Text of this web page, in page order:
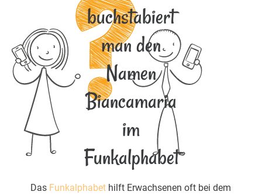
buchstabiert
man den
Namen
Biancamaria
im
Funkalphabet
Das Funkalphabet hilft Erwachsenen oft bei dem